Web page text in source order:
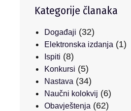
Kategorije članaka
Događaji (32)
Elektronska izdanja (1)
Ispiti (8)
Konkursi (5)
Nastava (34)
Naučni kolokvij (6)
Obavještenja (62)